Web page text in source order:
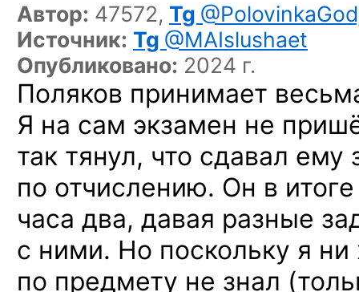
Автор: 47572, Tg
Источник: Tg @MAIslushaet
Опубликовано: 2024 г.
Поляков принимает
Я на сам экзамен не
так тянул, что сдавал
по отчислению. Он в
часа два, давая разные
с ними. Но поскольку я ни
по предмету не знал